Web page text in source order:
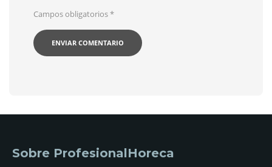
Campos obligatorios*
Sobre ProfesionalHoreca